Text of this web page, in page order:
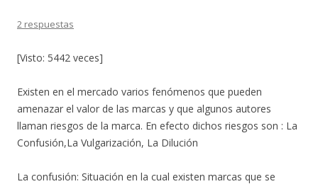
2 respuestas
[Visto: 5442 veces]
Existen en el mercado varios fenómenos que pueden
amenazar el valor de las marcas y que algunos autores
llaman riesgos de la marca. En efecto dichos riesgos son : La
Confusión,La Vulgarización, La Dilución
La confusión: Situación en la cual existen marcas que se